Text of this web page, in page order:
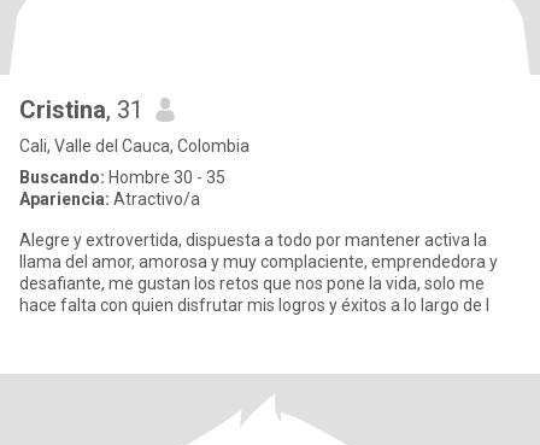
Cristina, 31
Cali, Valle del Cauca, Colombia
Buscando: Hombre 30 - 35
Apariencia: Atractivo/a
Alegre y extrovertida, dispuesta a todo por mantener activa la
llama del amor, amorosa y muy complaciente, emprendedora y
desafiante, me gustan los retos que nos pone la vida, solo me
hace falta con quien disfrutar mis logros y éxitos a lo largo de l